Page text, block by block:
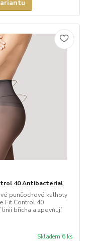
40 Antibacterial
punčochové kalhoty
Fit Control 40
břicha a zpevňují
Skladem 6 ks